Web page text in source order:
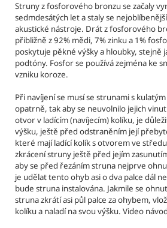
Struny z fosforového bronzu se začaly
sedmdesátých let a staly se
akustické nástroje. Drát z fosforového
přibližně z 92% mědi, 7% zinku a 1%
poskytuje pěkné výšky a hloubky, stejně
podtóny. Fosfor se používá zejména ke
vzniku koroze.
Při navíjení se musí se strunami s
opatrně, tak aby se neuvolnilo jejich
otvor v ladícím (navíjecím) kolíku, je
výšku, ještě před odstraněním její
které mají ladící kolík s otvorem ve
zkrácení struny ještě před jejím
aby se před řezáním struna nejprve
je udělat tento ohyb asi o dva palce dál
bude struna instalována. Jakmile se
struna zkrátí asi půl palce za ohybem,
kolíku a naladí na svou výšku. Video
CURT
MANGAN
STRINGS
10-
46
NICKEL
WOUND
STRUNY
PRO
ELEKTRICKOU
KYTARU
295
Kč
Původně:
324
Kč